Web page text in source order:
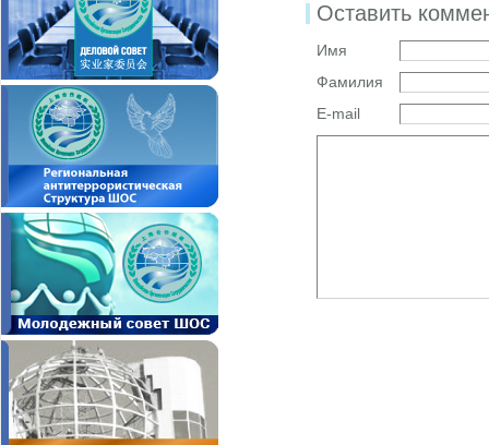
Оставить
Имя
Фамилия
E-mail